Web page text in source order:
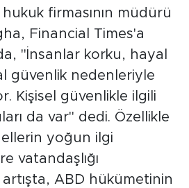
firmasının müdürü
Financial Times'a
"İnsanlar korku, hayal
güvenlik nedenleriyle
Kişisel güvenlikle ilgili
da var" dedi. Özellikle
yoğun ilgi
vatandaşlığı
ABD hükümetinin